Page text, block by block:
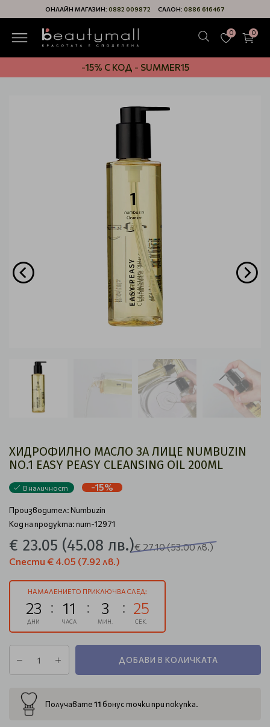
ОНЛАЙН МАГАЗИН: 0882 009872 САЛОН: 0886 616467
0 0
-15% С КОД - SUMMER15
ХИДРОФИЛНО МАСЛО ЗА ЛИЦЕ NUMBUZIN
NO.1 EASY PEASY CLEANSING OIL 200ML
В наличност -15%
Производител:Numbuzin
Код на продукта: num-12971
€ 23.05 (45.08 лв.)€ 27.10(53.00 лв.)
Спести € 4.05 (7.92 лв.)
НАМАЛЕНИЕТО ПРИКЛЮЧВА СЛЕД:
23
ДНИ
11
ЧАСА
3
МИН.
24
СЕК.
ДОБАВИ В КОЛИЧКАТА
Получавате11 бонус точки при покупка.